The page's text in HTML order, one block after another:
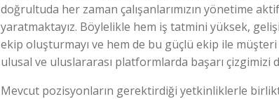
doğrultuda her zaman çalışanlarımızın yönetime
yaratmaktayız. Böylelikle hem iş tatmini yüksek,
ekip oluşturmayı ve hem de bu güçlü ekip ile
ulusal ve uluslararası platformlarda başarı çizgimizi
Mevcut pozisyonların gerektirdiği yetkinliklerle